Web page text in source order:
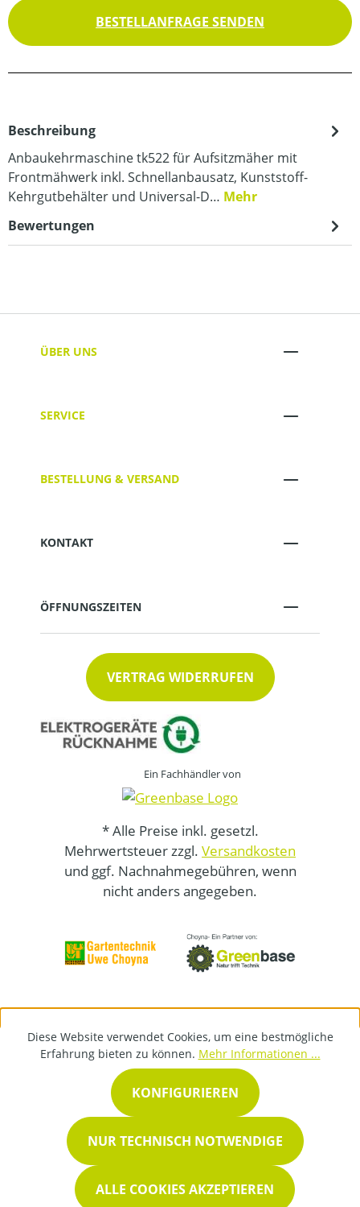
BESTELLANFRAGE SENDEN
Beschreibung
Anbaukehrmaschine tk522 für Aufsitzmäher mit
Frontmähwerk inkl. Schnellanbausatz, Kunststoff-
Kehrgutbehälter und Universal-D… Mehr
Bewertungen
ÜBER UNS
SERVICE
BESTELLUNG & VERSAND
KONTAKT
ÖFFNUNGSZEITEN
VERTRAG WIDERRUFEN
Ein Fachhändler von
* Alle Preise inkl. gesetzl.
Mehrwertsteuer zzgl. Versandkosten
und ggf. Nachnahmegebühren, wenn
nicht anders angegeben.
Diese Website verwendet Cookies, um eine bestmögliche
Erfahrung bieten zu können. Mehr Informationen ...
NUR TECHNISCH NOTWENDIGE
KONFIGURIEREN
ALLE COOKIES AKZEPTIEREN